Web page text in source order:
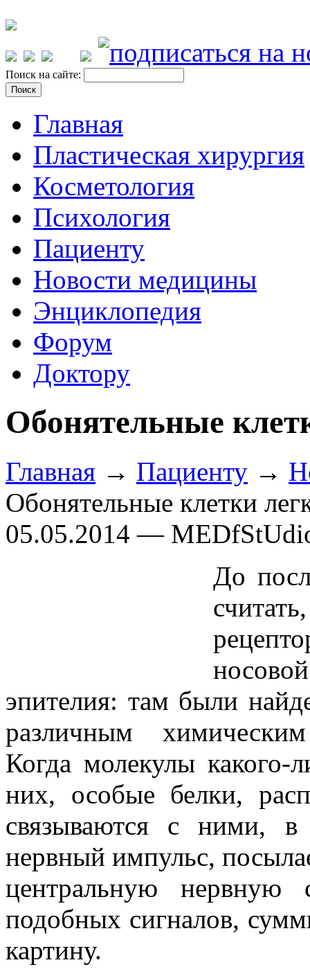
Поиск на сайте:
Главная
Пластическая хирургия
Косметология
Психология
Пациенту
Новости медицины
Энциклопедия
Форум
Доктору
Обонятельные
Главная → Пациенту →
Обонятельные клетки
05.05.2014 —
До
эпителия: там были
различным
Когда молекулы
них, особые белки,
связываются с ними, в
нервный импульс,
центральную нервную
подобных сигналов,
картину.